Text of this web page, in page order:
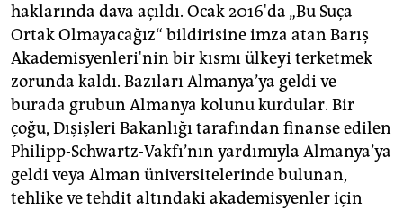
haklarında dava açıldı. Ocak 2016'da „Bu Suça
Ortak Olmayacağız“ bildirisine imza atan Barış
Akademisyenleri'nin bir kısmı ülkeyi terketmek
zorunda kaldı. Bazıları Almanya’ya geldi ve
burada grubun Almanya kolunu kurdular. Bir
çoğu, Dışişleri Bakanlığı tarafından finanse edilen
Philipp-Schwartz-Vakfı’nın yardımıyla Almanya’ya
geldi veya Alman üniversitelerinde bulunan,
tehlike ve tehdit altındaki akademisyenler için